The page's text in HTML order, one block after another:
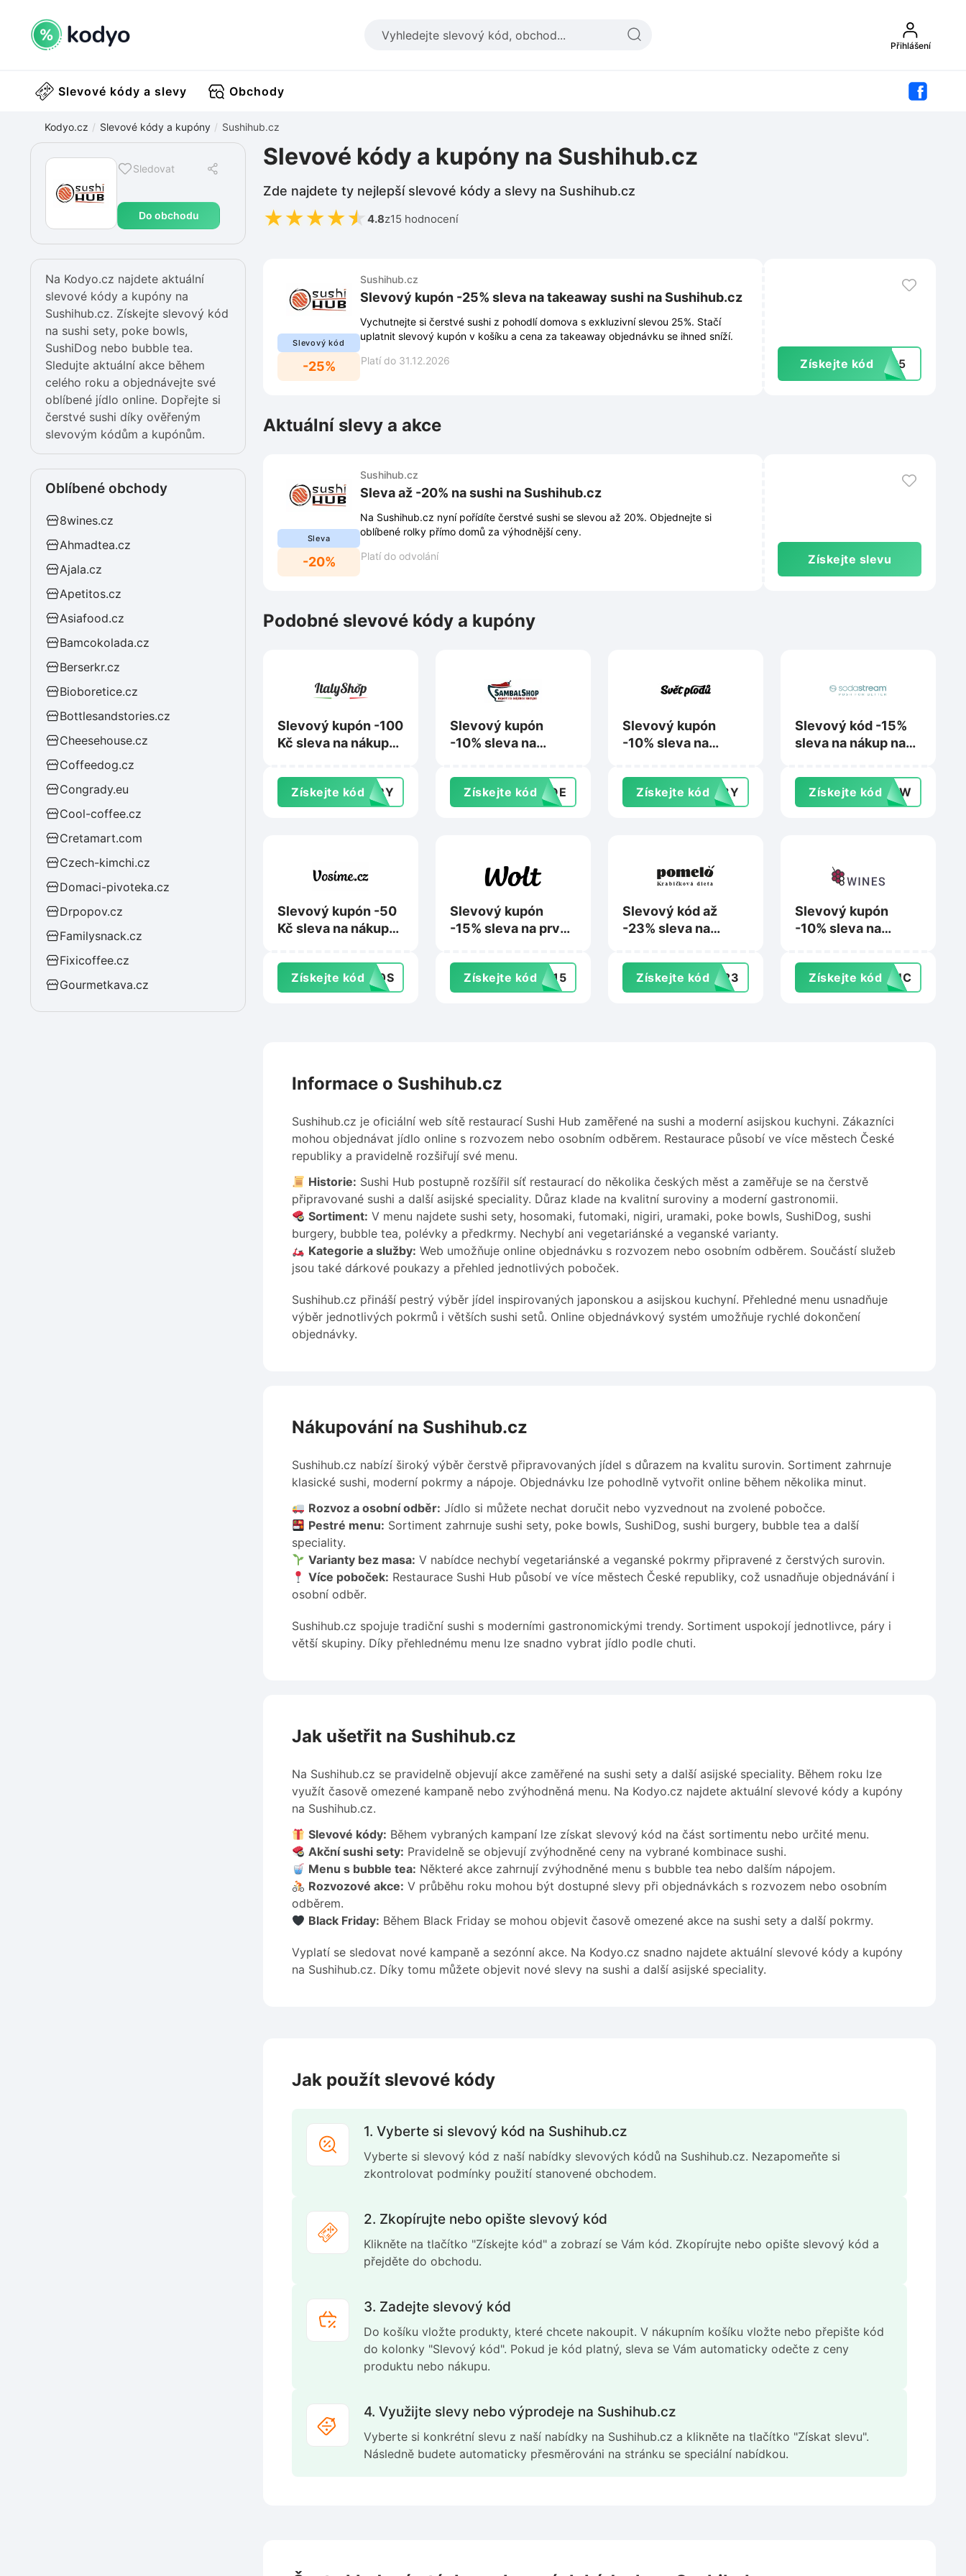
Přihlášení
Slevové kódy a slevy Obchody
Kodyo.cz Slevové kódy a kupóny Sushihub.cz
Sledovat
Do obchodu
Slevové kódy a kupóny na Sushihub.cz
Zde najdete ty nejlepší slevové kódy a slevy na Sushihub.cz
★★★★★ 4.8z15 hodnocení
Na Kodyo.cz najdete aktuální
slevové kódy a kupóny na
Sushihub.cz. Získejte slevový kód
na sushi sety, poke bowls,
SushiDog nebo bubble tea.
Sledujte aktuální akce během
celého roku a objednávejte své
oblíbené jídlo online. Dopřejte si
čerstvé sushi díky ověřeným
slevovým kódům a kupónům.
Oblíbené obchody
8wines.cz
Ahmadtea.cz
Ajala.cz
Apetitos.cz
Asiafood.cz
Bamcokolada.cz
Berserkr.cz
Bioboretice.cz
Bottlesandstories.cz
Cheesehouse.cz
Coffeedog.cz
Congrady.eu
Cool-coffee.cz
Cretamart.com
Czech-kimchi.cz
Domaci-pivoteka.cz
Drpopov.cz
Familysnack.cz
Fixicoffee.cz
Gourmetkava.cz
Slevový kód
-25%
Sushihub.cz
Slevový kupón -25% sleva na takeaway sushi na Sushihub.cz
Vychutnejte si čerstvé sushi z pohodlí domova s exkluzivní slevou 25%. Stačí
uplatnit slevový kupón v košíku a cena za takeaway objednávku se ihned sníží.
Platí do 31.12.2026
Získejte kód le25
Aktuální slevy a akce
Sleva
-20%
Sushihub.cz
Sleva až -20% na sushi na Sushihub.cz
Na Sushihub.cz nyní pořídíte čerstvé sushi se slevou až 20%. Objednejte si
oblíbené rolky přímo domů za výhodnější ceny.
Platí do odvolání
Získejte slevu
Podobné slevové kódy a kupóny
Slevový kupón -100
Kč sleva na nákup
ItalyShop.cz
Získejte kódTERY
Slevový kupón
-10% sleva na
Sambalshop.cz
Získejte kódANQE
Slevový kupón
-10% sleva na
Svetplodu.cz
Získejte kód148Y
Slevový kód -15%
sleva na nákup na
Získejte kód0DYW
Slevový kupón -50
Kč sleva na nákup
Vosime.cz
Získejte kód 50S
Slevový kupón
-15% sleva na první
prodejen na
Wolt.com
Získejte kódAL15
Slevový kód až
-23% sleva na
Pomelobox.cz
Získejte kódNY23
Slevový kupón
-10% sleva na
Získejte kódT3UC
Informace o Sushihub.cz
Sushihub.cz je oficiální web sítě restaurací Sushi Hub zaměřené na sushi a moderní asijskou kuchyni. Zákazníci
mohou objednávat jídlo online s rozvozem nebo osobním odběrem. Restaurace působí ve více městech České
republiky a pravidelně rozšiřují své menu.
Historie: Sushi Hub postupně rozšířil síť restaurací do několika českých měst a zaměřuje se na čerstvě
připravované sushi a další asijské speciality. Důraz klade na kvalitní suroviny a moderní gastronomii.
Sortiment: V menu najdete sushi sety, hosomaki, futomaki, nigiri, uramaki, poke bowls, SushiDog, sushi
burgery, bubble tea, polévky a předkrmy. Nechybí ani vegetariánské a veganské varianty.
Kategorie a služby: Web umožňuje online objednávku s rozvozem nebo osobním odběrem. Součástí služeb
jsou také dárkové poukazy a přehled jednotlivých poboček.
Sushihub.cz přináší pestrý výběr jídel inspirovaných japonskou a asijskou kuchyní. Přehledné menu usnadňuje
výběr jednotlivých pokrmů i větších sushi setů. Online objednávkový systém umožňuje rychlé dokončení
objednávky.
Nákupování na Sushihub.cz
Sushihub.cz nabízí široký výběr čerstvě připravovaných jídel s důrazem na kvalitu surovin. Sortiment zahrnuje
klasické sushi, moderní pokrmy a nápoje. Objednávku lze pohodlně vytvořit online během několika minut.
Rozvoz a osobní odběr: Jídlo si můžete nechat doručit nebo vyzvednout na zvolené pobočce.
Pestré menu: Sortiment zahrnuje sushi sety, poke bowls, SushiDog, sushi burgery, bubble tea a další
speciality.
Varianty bez masa: V nabídce nechybí vegetariánské a veganské pokrmy připravené z čerstvých surovin.
Více poboček: Restaurace Sushi Hub působí ve více městech České republiky, což usnadňuje objednávání i
osobní odběr.
Sushihub.cz spojuje tradiční sushi s moderními gastronomickými trendy. Sortiment uspokojí jednotlivce, páry i
větší skupiny. Díky přehlednému menu lze snadno vybrat jídlo podle chuti.
Jak ušetřit na Sushihub.cz
Na Sushihub.cz se pravidelně objevují akce zaměřené na sushi sety a další asijské speciality. Během roku lze
využít časově omezené kampaně nebo zvýhodněná menu. Na Kodyo.cz najdete aktuální slevové kódy a kupóny
na Sushihub.cz.
Slevové kódy: Během vybraných kampaní lze získat slevový kód na část sortimentu nebo určité menu.
Akční sushi sety: Pravidelně se objevují zvýhodněné ceny na vybrané kombinace sushi.
Menu s bubble tea: Některé akce zahrnují zvýhodněné menu s bubble tea nebo dalším nápojem.
Rozvozové akce: V průběhu roku mohou být dostupné slevy při objednávkách s rozvozem nebo osobním
odběrem.
Black Friday: Během Black Friday se mohou objevit časově omezené akce na sushi sety a další pokrmy.
Vyplatí se sledovat nové kampaně a sezónní akce. Na Kodyo.cz snadno najdete aktuální slevové kódy a kupóny
na Sushihub.cz. Díky tomu můžete objevit nové slevy na sushi a další asijské speciality.
Jak použít slevové kódy
1. Vyberte si slevový kód na Sushihub.cz
Vyberte si slevový kód z naší nabídky slevových kódů na Sushihub.cz. Nezapomeňte si
zkontrolovat podmínky použití stanovené obchodem.
2. Zkopírujte nebo opište slevový kód
Klikněte na tlačítko "Získejte kód" a zobrazí se Vám kód. Zkopírujte nebo opište slevový kód a
přejděte do obchodu.
3. Zadejte slevový kód
Do košíku vložte produkty, které chcete nakoupit. V nákupním košíku vložte nebo přepište kód
do kolonky "Slevový kód". Pokud je kód platný, sleva se Vám automaticky odečte z ceny
produktu nebo nákupu.
4. Využijte slevy nebo výprodeje na Sushihub.cz
Vyberte si konkrétní slevu z naší nabídky na Sushihub.cz a klikněte na tlačítko "Získat slevu".
Následně budete automaticky přesměrováni na stránku se speciální nabídkou.